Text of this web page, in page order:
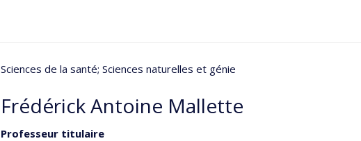
Sciences de la santé; Sciences naturelles et génie
Frédérick Antoine Mallette
Professeur titulaire